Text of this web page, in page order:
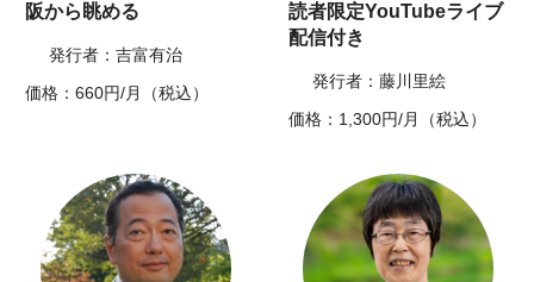
阪から眺める
発行者：吉富有治
価格：660円/月（税込）
読者限定YouTubeライブ
配信付き
発行者：藤川里絵
価格：1,300円/月（税込）